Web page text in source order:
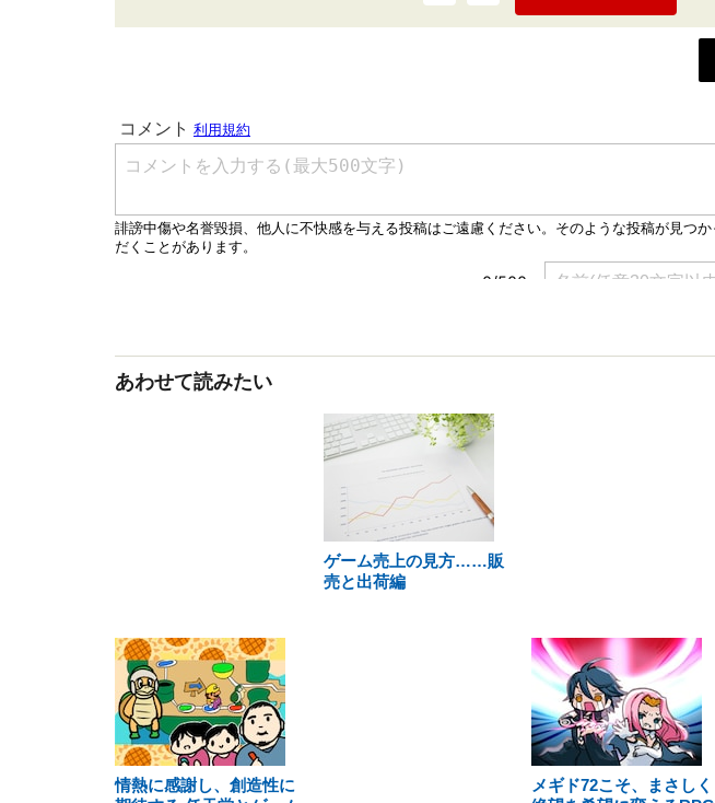
あわせて読みたい
ゲーム売上の見方……販
売と出荷編
情熱に感謝し、創造性に
メギド72こそ、まさしく